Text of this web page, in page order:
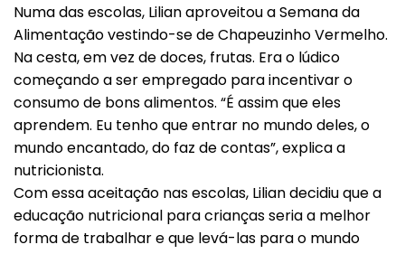
Numa das escolas, Lilian aproveitou a Semana da
Alimentação vestindo-se de Chapeuzinho Vermelho.
Na cesta, em vez de doces, frutas. Era o lúdico
começando a ser empregado para incentivar o
consumo de bons alimentos. “É assim que eles
aprendem. Eu tenho que entrar no mundo deles, o
mundo encantado, do faz de contas”, explica a
nutricionista.
Com essa aceitação nas escolas, Lilian decidiu que a
educação nutricional para crianças seria a melhor
forma de trabalhar e que levá-las para o mundo